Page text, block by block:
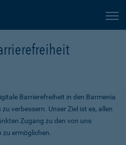
Barrierefreiheit in den Barmenia
verbessern. Unser Ziel ist es, allen
Zugang zu den von uns
ermöglichen.